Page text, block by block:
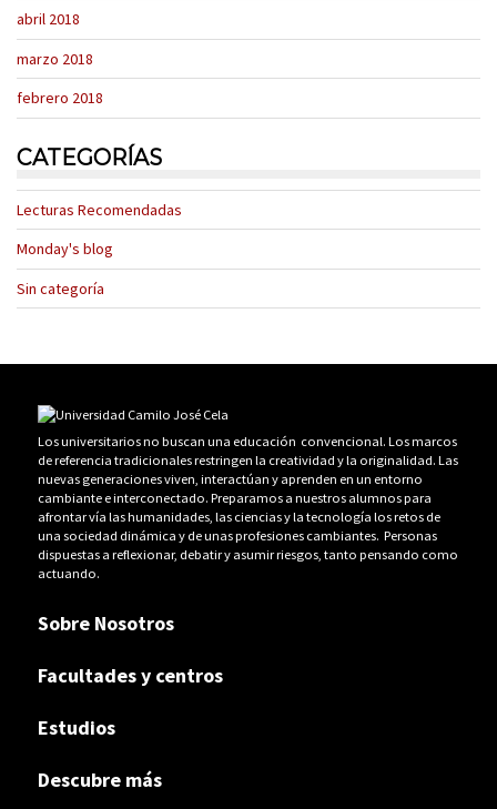
abril 2018
marzo 2018
febrero 2018
CATEGORÍAS
Lecturas Recomendadas
Monday's blog
Sin categoría
Los universitarios no buscan una educación convencional. Los marcos
de referencia tradicionales restringen la creatividad y la originalidad. Las
nuevas generaciones viven, interactúan y aprenden en un entorno
cambiante e interconectado. Preparamos a nuestros alumnos para
afrontar vía las humanidades, las ciencias y la tecnología los retos de
una sociedad dinámica y de unas profesiones cambiantes. Personas
dispuestas a reflexionar, debatir y asumir riesgos, tanto pensando como
actuando.
Sobre Nosotros
Facultades y centros
Estudios
Descubre más